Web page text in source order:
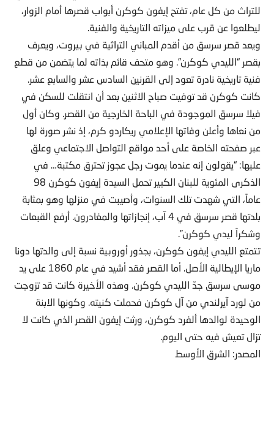
للتراث من كل عام، تفتح إيفون كوكرن أبواب قصرها أمام الزوار،
ليطلعوا عن قرب على ميزاته التاريخية والفنية.
ويعد قصر سرسق من أقدم المباني التراثية في بيروت، ويعرف
بقصر “الليدي كوكرن”. وهو متحف قائم بذاته لما يتضمن من قطع
فنية تاريخية نادرة تعود إلى القرنين السادس عشر والسابع عشر.
كانت كوكرن قد توفيت صباح الاثنين بعد أن انتقلت للسكن في
فيلا سرسق الموجودة في الباحة الخارجية من القصر. وكان أول
من نعاها وأعلن وفاتها الإعلامي ريكاردو كرم، إذ نشر صورة لها
عبر صفحته الخاصة على أحد مواقع التواصل الاجتماعي وعلق
عليها: “يقولون إنه عندما يموت رجل عجوز تحترق مكتبة… في
الذكرى المئوية للبنان الكبير تحمل السيدة إيفون كوكرن 98
عاماً، التي شهدت تلك السنوات، وأصيبت في منزلها وهو بمثابة
بلدتها قصر سرسق في 4 آب، إنجازاتها والمغادرون. أرفع القبعات
وشكراً ليدي كوكرن”.
تتمتع الليدي إيفون كوكرن، بجذور أوروبية نسبة إلى والدتها دونا
ماريا الإيطالية الأصل. أما القصر فقد أشيد في عام 1860 على يد
موسى سرسق جدّ الليدي كوكرن. وهذه الأخيرة كانت قد تزوجت
من لورد آيرلندي من آل كوكرن فحملت كنيته. وكونها الابنة
الوحيدة لوالدها ألفرد كوكرن، ورثت إيفون القصر الذي كانت لا
تزال تعيش فيه حتى اليوم.
المصدر: الشرق الأوسط